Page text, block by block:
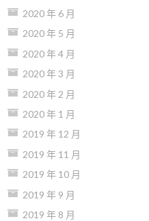
2020 年 6 月
2020 年 5 月
2020 年 4 月
2020 年 3 月
2020 年 2 月
2020 年 1 月
2019 年 12 月
2019 年 11 月
2019 年 10 月
2019 年 9 月
2019 年 8 月